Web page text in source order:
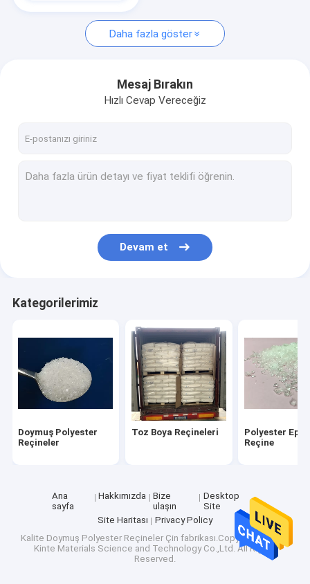
Daha fazla göster
Mesaj Bırakın
Hızlı Cevap Vereceğiz
Devam et
Kategorilerimiz
Doymuş Polyester
Reçineler
Toz Boya Reçineleri
Polyester
Reçine
Ana
sayfa
Hakkımızda
Bize
ulaşın
Desktop
Site
Site Haritası
Privacy Policy
Kalite Doymuş Polyester Reçineler Çin fabrikası.Copyright © 2026
Kinte Materials Science and Technology Co.,Ltd. All Rights
Reserved.